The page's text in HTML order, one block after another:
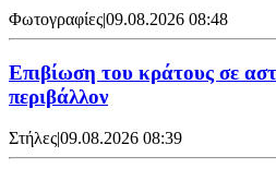
Φωτογραφίες|09.08.2026 08:48
Επιβίωση του κράτους σε
περιβάλλον
Στήλες|09.08.2026 08:39